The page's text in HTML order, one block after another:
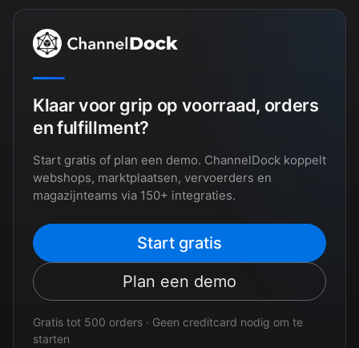
Klaar voor grip op voorraad, orders
en fulfillment?
Start gratis of plan een demo. ChannelDock koppelt
webshops, marktplaatsen, vervoerders en
magazijnteams via 150+ integraties.
Start gratis
Plan een demo
Gratis tot 500 orders · Geen creditcard nodig om te
starten